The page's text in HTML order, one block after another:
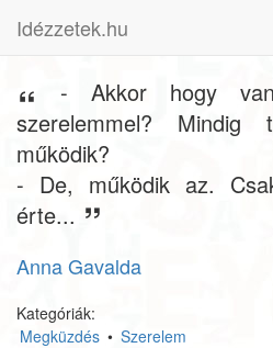
Idézzetek.hu
- Akkor hogy
szerelemmel?
működik?
- De, működik az.
érte...
Anna Gavalda
Kategóriák:
Megküzdés • Szerelem